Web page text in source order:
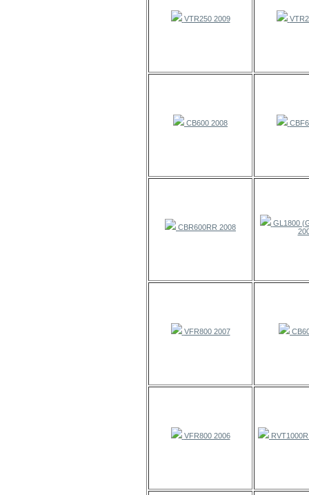
VTR250 2009
CB600 2008
CBR600RR 2008
GL1800
VFR800 2007
VFR800 2006